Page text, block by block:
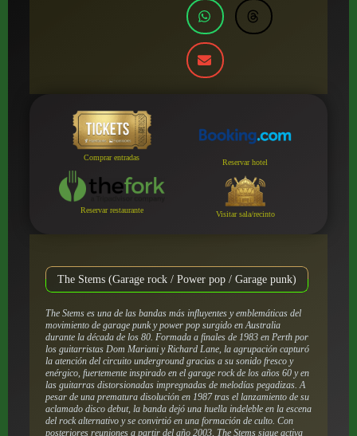
Comprar entradas
Reservar hotel
Reservar restaurante Visitar sala/recinto
The Stems (Garage rock / Power pop / Garage punk)
The Stems es una de las bandas más influyentes y emblemáticas del
movimiento de garage punk y power pop surgido en Australia
durante la década de los 80. Formada a finales de 1983 en Perth por
los guitarristas Dom Mariani y Richard Lane, la agrupación capturó
la atención del circuito underground gracias a su sonido fresco y
enérgico, fuertemente inspirado en el garage rock de los años 60 y en
las guitarras distorsionadas impregnadas de melodías pegadizas. A
pesar de una prematura disolución en 1987 tras el lanzamiento de su
aclamado disco debut, la banda dejó una huella indeleble en la escena
del rock alternativo y se convirtió en una formación de culto. Con
posteriores reuniones a partir del año 2003, The Stems sigue activa